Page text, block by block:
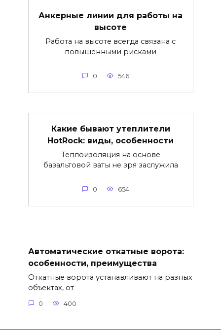
Анкерные линии для работы на
высоте
Работа на высоте всегда связана с
повышенными рисками
0 546
Какие бывают утеплители
HotRock: виды, особенности
Теплоизоляция на основе
базальтовой ваты не зря заслужила
0 654
Автоматические откатные ворота:
особенности, преимущества
Откатные ворота устанавливают на разных
объектах, от
0 400